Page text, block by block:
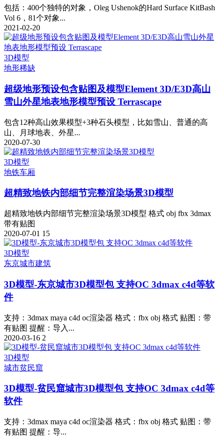
包括：400个独特的对象，Oleg Ushenok的Hard Surface KitBash
Vol 6，81个对象...
2021-02-20
3D模型
地形稀缺
超级地形预设包含贴图及模型Element 3D/E3D高山
雪山外星地表地形模型预设 Terrascape
包含12种高山效果模型+3种石头模型，比如雪山、普通的高
山、月球地表、外星...
2020-07-30
3D模型
地铁车厢
超精致地铁内部细节完整渲染场景3D模型
超精致地铁内部细节完整渲染场景3D模型 格式 obj fbx 3dmax
带有贴图
2020-07-01 15
3D模型
东京城市建筑
3D模型-东京城市3D模型包 支持OC 3dmax c4d等软
件
支持：3dmax maya c4d oc渲染器 格式：fbx obj 格式 贴图：带
有贴图 提醒：导入...
2020-03-16 2
3D模型
城市贫民窟
3D模型-贫民窟城市3D模型包 支持OC 3dmax c4d等
软件
支持：3dmax maya c4d oc渲染器 格式：fbx obj 格式 贴图：带
有贴图 提醒：导...